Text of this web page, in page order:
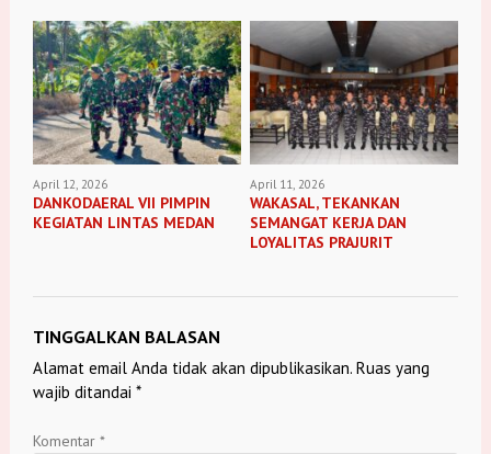
April 12, 2026
DANKODAERAL VII PIMPIN
KEGIATAN LINTAS MEDAN
April 11, 2026
WAKASAL, TEKANKAN
SEMANGAT KERJA DAN
LOYALITAS PRAJURIT
TINGGALKAN BALASAN
Alamat email Anda tidak akan dipublikasikan. Ruas yang
wajib ditandai *
Komentar *